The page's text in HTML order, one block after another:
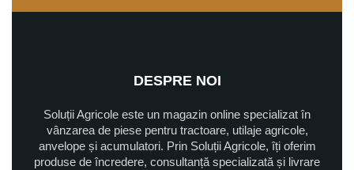
DESPRE NOI
Soluții Agricole este un magazin online specializat în
vânzarea de piese pentru tractoare, utilaje agricole,
anvelope și acumulatori. Prin Soluții Agricole, îți oferim
produse de încredere, consultanță specializată și livrare